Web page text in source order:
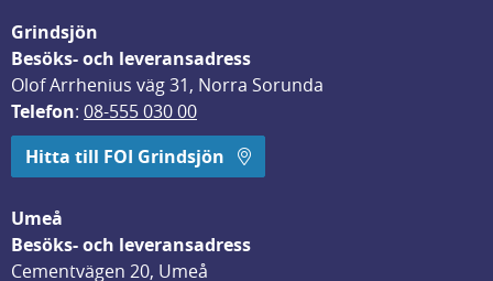
Grindsjön
Besöks- och leveransadress
Olof Arrhenius väg 31, Norra Sorunda
Telefon: 08-555 030 00
Hitta till FOI Grindsjön
Umeå
Besöks- och leveransadress
Cementvägen 20, Umeå